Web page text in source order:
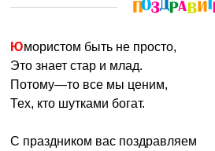
Юмористом быть не просто,
Это знает стар и млад.
Потому—то все мы ценим,
Тех, кто шутками богат.
С праздником вас поздравляем